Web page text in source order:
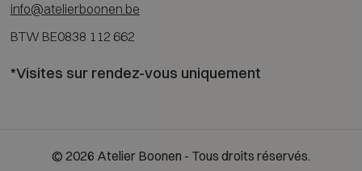
info@atelierboonen.be
BTW BE0838 112 662
*Visites sur rendez-vous uniquement
© 2026 Atelier Boonen - Tous droits réservés.